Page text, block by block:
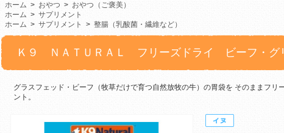
ホーム > おやつ > おやつ（ご褒美）
ホーム > サプリメント
ホーム > サプリメント > 整腸（乳酸菌・繊維など）
Ｋ９ ＮＡＴＵＲＡＬ フリーズドライ ビーフ・グ
グラスフェッド・ビーフ（牧草だけで育つ自然放牧の牛）の胃袋を そのままフ
ント。